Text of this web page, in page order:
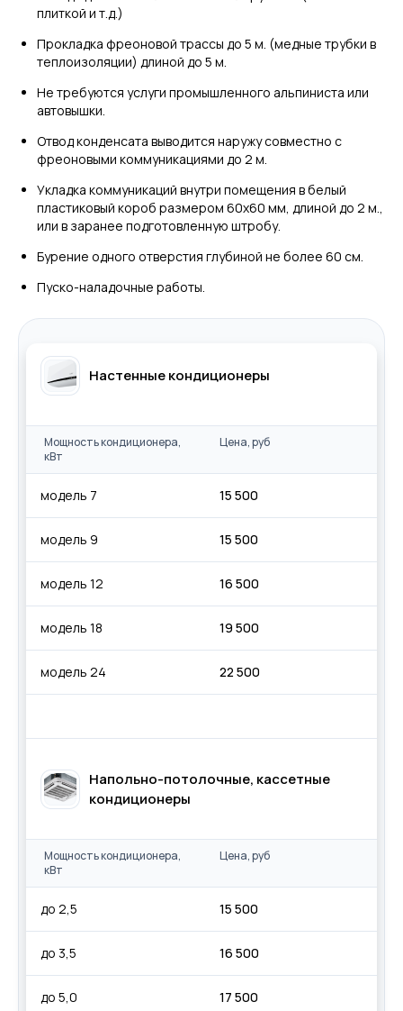
плиткой и т.д.)
Прокладка фреоновой трассы до 5 м. (медные трубки в
теплоизоляции) длиной до 5 м.
Не требуются услуги промышленного альпиниста или
автовышки.
Отвод конденсата выводится наружу совместно с
фреоновыми коммуникациями до 2 м.
Укладка коммуникаций внутри помещения в белый
пластиковый короб размером 60х60 мм, длиной до 2 м.,
или в заранее подготовленную штробу.
Бурение одного отверстия глубиной не более 60 см.
Пуско-наладочные работы.
Настенные кондиционеры
Мощность кондиционера,
кВт
Цена, руб
модель 7 15 500
модель 9 15 500
модель 12 16 500
модель 18 19 500
модель 24 22 500
Напольно-потолочные, кассетные
кондиционеры
Мощность кондиционера,
кВт
Цена, руб
до 2,5 15 500
до 3,5 16 500
до 5,0 17 500